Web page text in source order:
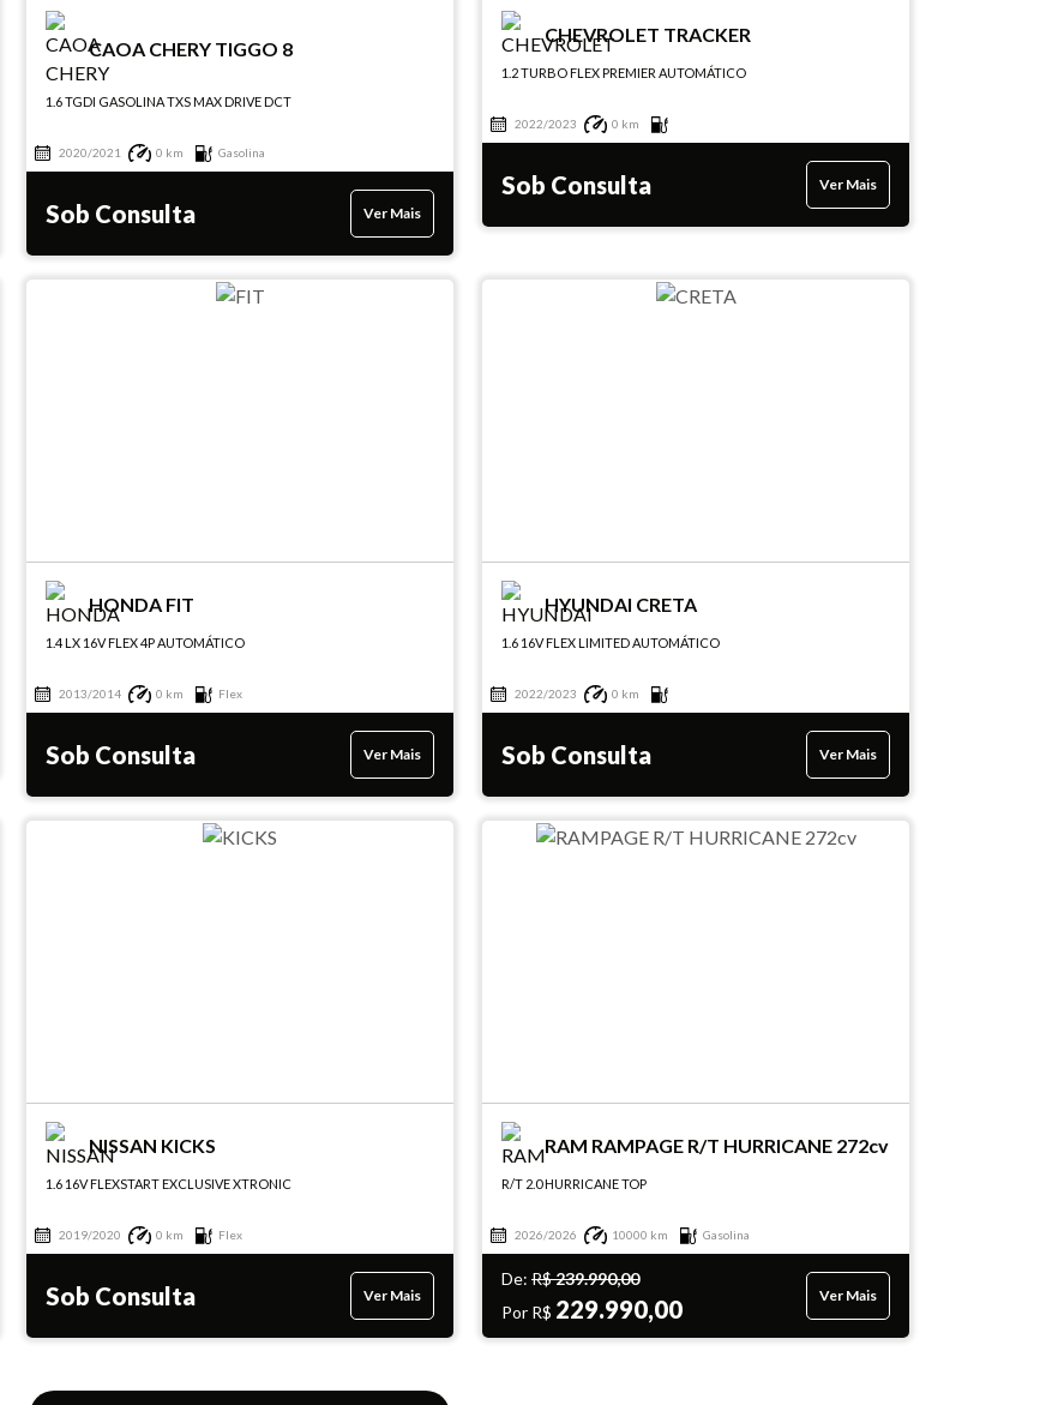
CAOA CHERY TIGGO 8
1.6 TGDI GASOLINA TXS MAX DRIVE DCT
2020/2021 0 km Gasolina
Sob Consulta Ver Mais
CHEVROLET TRACKER
1.2 TURBO FLEX PREMIER AUTOMÁTICO
2022/2023 0 km
Sob Consulta Ver Mais
HONDA FIT
1.4 LX 16V FLEX 4P AUTOMÁTICO
2013/2014 0 km Flex
Sob Consulta Ver Mais
HYUNDAI CRETA
1.6 16V FLEX LIMITED AUTOMÁTICO
2022/2023 0 km
Sob Consulta Ver Mais
NISSAN KICKS
1.6 16V FLEXSTART EXCLUSIVE XTRONIC
2019/2020 0 km Flex
Sob Consulta Ver Mais
RAM RAMPAGE R/T HURRICANE 272cv
R/T 2.0 HURRICANE TOP
2026/2026 10000 km Gasolina
De: R$239.990,00
Por R$ 229.990,00 Ver Mais